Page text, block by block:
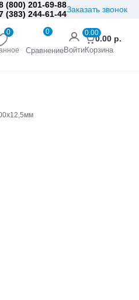
(800) 201-69-88
(383) 244-61-44Заказать звонок
0
Сравнение
0
Войти
0.00
0.00 р.
Корзина